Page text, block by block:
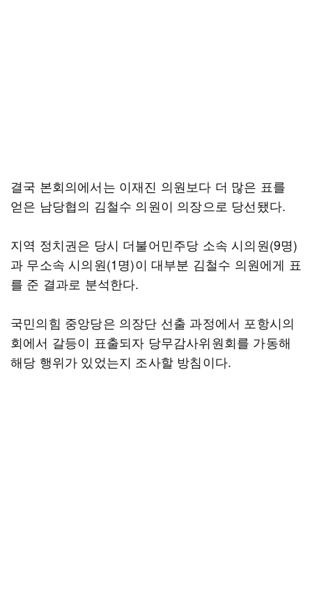
결국 본회의에서는 이재진 의원보다 더 많은 표를
얻은 남당협의 김철수 의원이 의장으로 당선됐다.
지역 정치권은 당시 더불어민주당 소속 시의원(9명)
과 무소속 시의원(1명)이 대부분 김철수 의원에게 표
를 준 결과로 분석한다.
국민의힘 중앙당은 의장단 선출 과정에서 포항시의
회에서 갈등이 표출되자 당무감사위원회를 가동해
해당 행위가 있었는지 조사할 방침이다.